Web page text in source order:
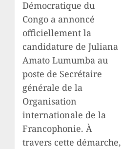
Démocratique du
Congo a annoncé
officiellement la
candidature de Juliana
Amato Lumumba au
poste de Secrétaire
générale de la
Organisation
internationale de la
Francophonie. À
travers cette démarche,